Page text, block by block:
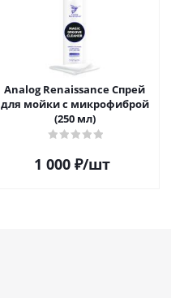
Analog Renaissance Спрей
для мойки с микрофиброй
(250 мл)
1 000₽/шт